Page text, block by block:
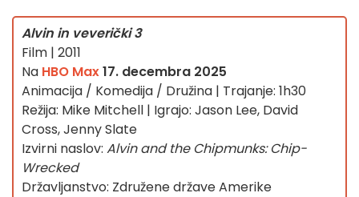
Alvin in veverički 3
Film | 2011
Na HBO Max17. decembra 2025
Animacija / Komedija / Družina | Trajanje: 1h30
Režija: Mike Mitchell | Igrajo: Jason Lee, David
Cross, Jenny Slate
Izvirni naslov: Alvin and the Chipmunks: Chip-
Wrecked
Državljanstvo: Združene države Amerike